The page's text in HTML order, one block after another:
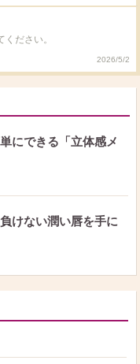
ださい。
2026/5/2
にできる「立体感メ
けない潤い唇を手に